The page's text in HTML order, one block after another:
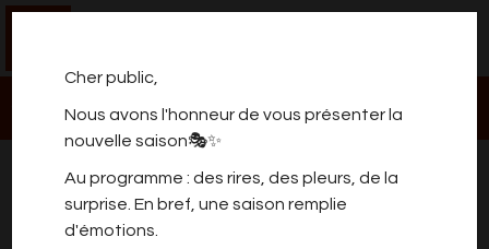
Cher public,
Nous avons l'honneur de vous présenter la
nouvelle saison🎭✨
Au programme : des rires, des pleurs, de la
surprise. En bref, une saison remplie
d'émotions.
UN AMOUR CLASSÉ X...XL